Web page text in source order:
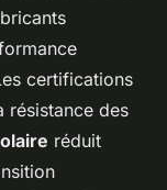
certifications
résistance des
réduit